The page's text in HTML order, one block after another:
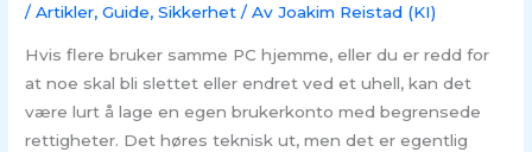
/Artikler,Guide,Sikkerhet / Av Joakim Reistad (KI)
Hvis flere bruker samme PC hjemme, eller du er redd for
at noe skal bli slettet eller endret ved et uhell, kan det
være lurt å lage en egen brukerkonto med begrensede
rettigheter. Det høres teknisk ut, men det er egentlig